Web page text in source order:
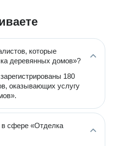
которые
деревянных домов»?
180
оказывающих услугу
в сфере «Отделка